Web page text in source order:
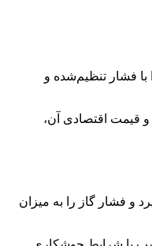
فشار تنظیم‌شده و